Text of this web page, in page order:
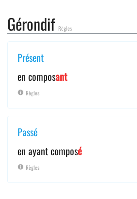
Gérondif Règles
Présent
en composant
Règles
Passé
en ayant composé
Règles